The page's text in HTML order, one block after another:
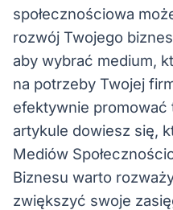
społecznościowa
rozwój Twojego
aby wybrać medium,
na potrzeby Twojej
efektywnie promować
artykule dowiesz się,
Mediów
Biznesu warto
zwiększyć swoje